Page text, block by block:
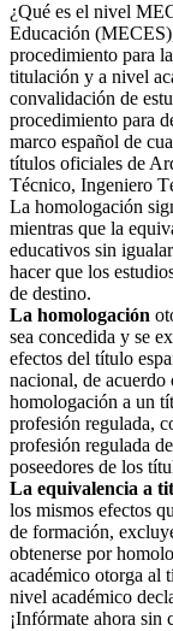
¿Qué es el nivel
Educación
procedimiento para
titulación y a nivel
convalidación de
procedimiento para
marco español de
títulos oficiales de
Técnico, Ingeniero
La homologación
mientras que la
educativos sin
hacer que los
de destino.
La homologación
sea concedida y se
efectos del título
nacional, de
homologación a un
profesión regulada,
profesión regulada
poseedores de los
La equivalencia a
los mismos efectos
de formación,
obtenerse por
académico otorga al
nivel académico
¡Infórmate ahora